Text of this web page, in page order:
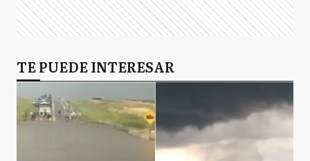
TE PUEDE INTERESAR